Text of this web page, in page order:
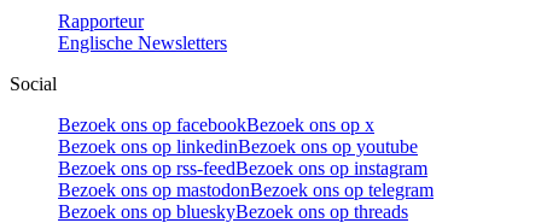
Rapporteur
Englische Newsletters
Social
Bezoek ons op facebookBezoek ons op x
Bezoek ons op linkedinBezoek ons op youtube
Bezoek ons op rss-feedBezoek ons op instagram
Bezoek ons op mastodonBezoek ons op telegram
Bezoek ons op blueskyBezoek ons op threads